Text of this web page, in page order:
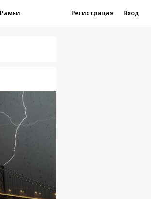
Рамки Регистрация Вход